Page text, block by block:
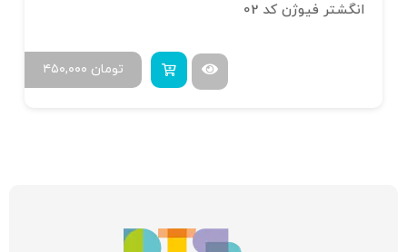
انگشتر فیوژن کد 02
۴۵۰,۰۰۰ تومان